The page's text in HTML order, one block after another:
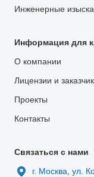
Инженерные
Информация для
О компании
Лицензии и
Проекты
Контакты
Связаться с нами
г. Москва, ул.